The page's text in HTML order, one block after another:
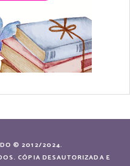
© 2012/2024.
CÓPIA DESAUTORIZADA E